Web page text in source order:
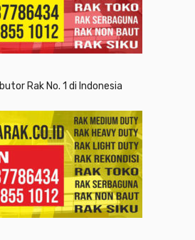
Rak No. 1 di Indonesia